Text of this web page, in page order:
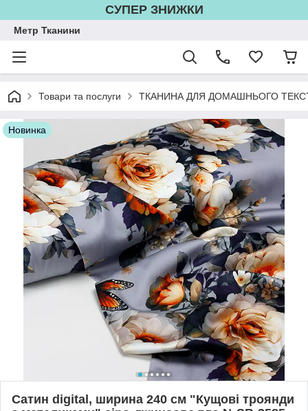
СУПЕР ЗНИЖКИ
Метр Тканини
Товари та послуги ТКАНИНА ДЛЯ ДОМАШНЬОГО
Новинка
Сатин digital, ширина 240 см "Кущові троянди